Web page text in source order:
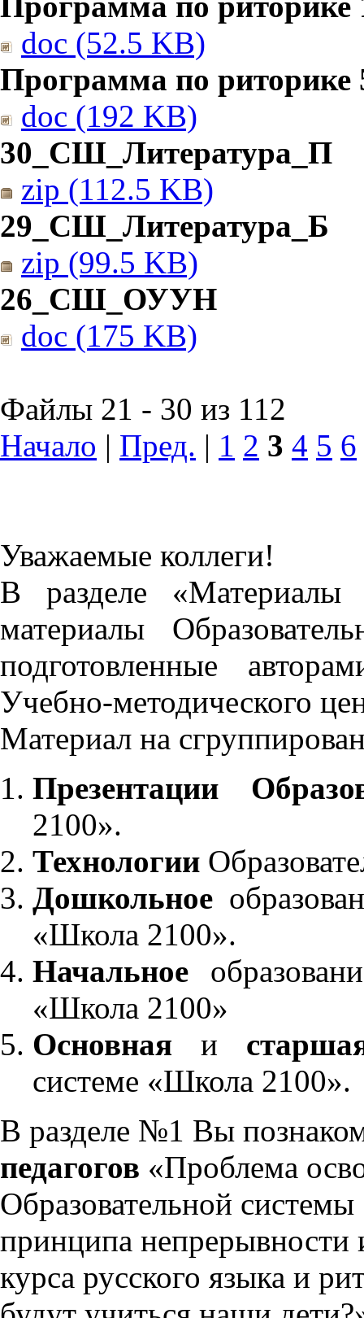
doc (52.5 KB)
Программа по риторике
doc (192 KB)
30_СШ_Литература_П
zip (112.5 KB)
29_СШ_Литература_Б
zip (99.5 KB)
26_СШ_ОУУН
doc (175 KB)
Файлы 21 - 30 из 112
Начало | Пред. | 1 2 3 4 5 6
Уважаемые коллеги!
В разделе «Материалы
материалы
подготовленные
Учебно-методического
Материал на
Презентации
2100».
Технологии
Дошкольное
«Школа 2100».
Начальное
«Школа 2100»
Основнаяи
системе «Школа 2100».
В разделе №1 Вы
педагогов «Проблема
Образовательной
принципа непрерывности
курса русского языка и